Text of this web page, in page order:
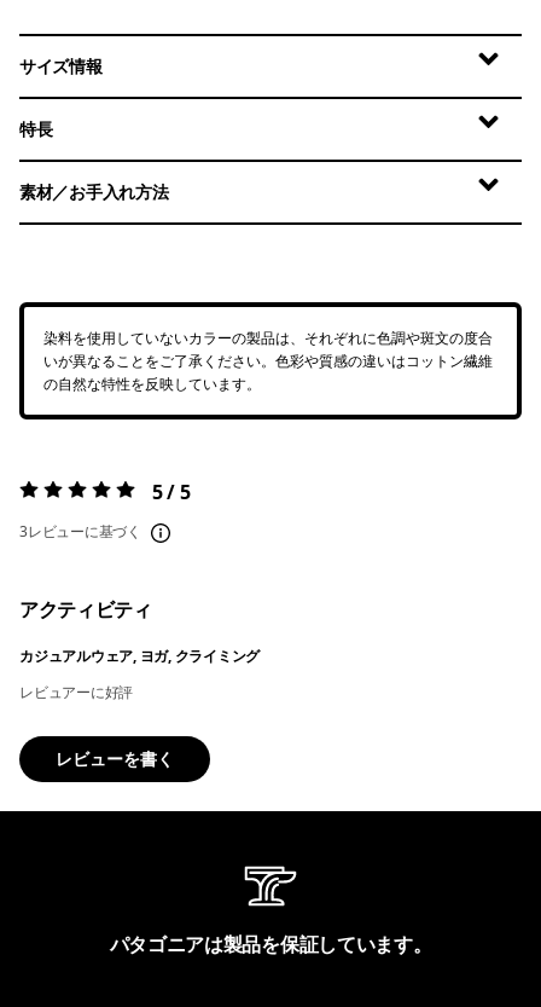
サイズ情報
特長
素材／お手入れ方法
染料を使用していないカラーの製品は、それぞれに色調や斑文の度合
いが異なることをご了承ください。色彩や質感の違いはコットン繊維
の自然な特性を反映しています。
評価:5 / 5 5 / 5
3レビューに基づく
アクティビティ
カジュアルウェア, ヨガ, クライミング
レビュアーに好評
レビューを書く
パタゴニアは製品を保証しています。